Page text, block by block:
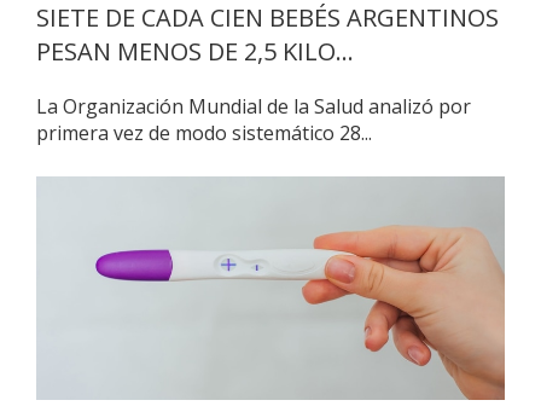
SIETE DE CADA CIEN BEBÉS ARGENTINOS
PESAN MENOS DE 2,5 KILO...
La Organización Mundial de la Salud analizó por
primera vez de modo sistemático 28...